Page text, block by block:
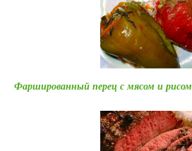
Фаршированный перец с мясом и рисом